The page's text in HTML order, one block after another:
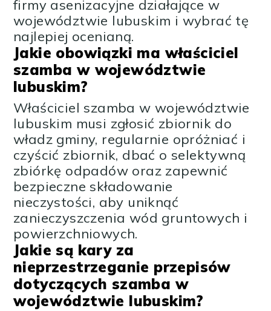
firmy asenizacyjne działające w
województwie lubuskim i wybrać tę
najlepiej ocenianą.
Jakie obowiązki ma właściciel
szamba w województwie
lubuskim?
Właściciel szamba w województwie
lubuskim musi zgłosić zbiornik do
władz gminy, regularnie opróżniać i
czyścić zbiornik, dbać o selektywną
zbiórkę odpadów oraz zapewnić
bezpieczne składowanie
nieczystości, aby uniknąć
zanieczyszczenia wód gruntowych i
powierzchniowych.
Jakie są kary za
nieprzestrzeganie przepisów
dotyczących szamba w
województwie lubuskim?